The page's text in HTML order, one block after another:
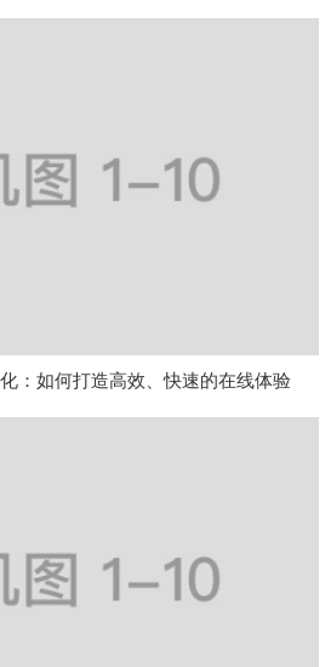
：如何打造高效、快速的在线体验